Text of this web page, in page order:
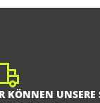
KÖNNEN UNSERE